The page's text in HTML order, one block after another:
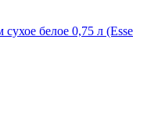
белое 0,75 л (Esse